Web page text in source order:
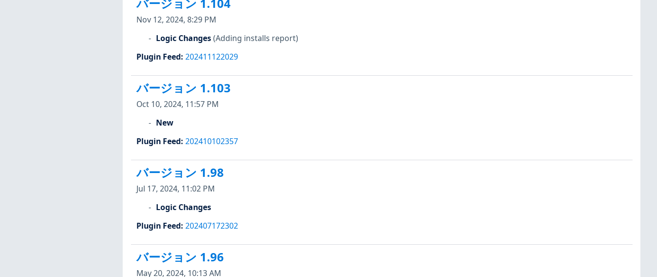
バージョン 1.104
Nov 12, 2024, 8:29 PM
Logic Changes(Adding installs report)
Plugin Feed: 202411122029
バージョン 1.103
Oct 10, 2024, 11:57 PM
New
Plugin Feed: 202410102357
バージョン 1.98
Jul 17, 2024, 11:02 PM
Logic Changes
Plugin Feed: 202407172302
バージョン 1.96
May 20, 2024, 10:13 AM